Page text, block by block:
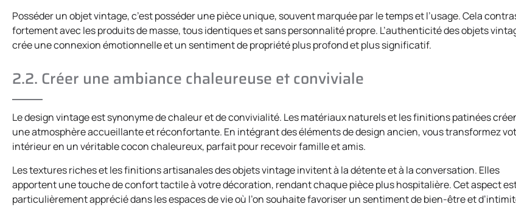
Posséder un objet vintage, c’est posséder une pièce unique, souvent marquée par le temps et l’usage. Cela
fortement avec les produits de masse, tous identiques et sans personnalité propre. L’authenticité des objets
crée une connexion émotionnelle et un sentiment de propriété plus profond et plus significatif.
2.2. Créer une ambiance chaleureuse et conviviale
Le design vintage est synonyme de chaleur et de convivialité. Les matériaux naturels et les finitions patinées
une atmosphère accueillante et réconfortante. En intégrant des éléments de design ancien, vous transformez
intérieur en un véritable cocon chaleureux, parfait pour recevoir famille et amis.
Les textures riches et les finitions artisanales des objets vintage invitent à la détente et à la conversation. Elles
apportent une touche de confort tactile à votre décoration, rendant chaque pièce plus hospitalière. Cet aspect
particulièrement apprécié dans les espaces de vie où l’on souhaite favoriser un sentiment de bien-être et